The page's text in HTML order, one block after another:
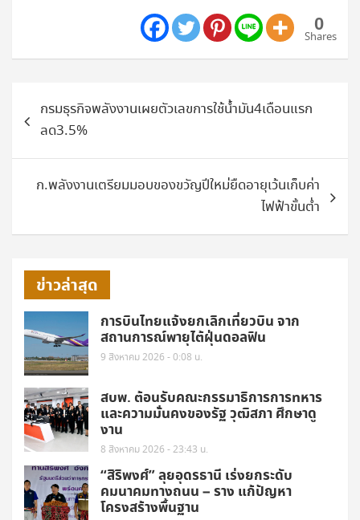
0
Shares
เรื่องกรมธุรกิจพลังงานเผยตัวเลขการใช้น้ำมัน4เดือนแรก
ลด3.5%
ก.พลังงานเตรียมมอบของขวัญปีใหม่ยืดอายุเว้นเก็บค่า
ไฟฟ้าขั้นต่ำ
ข่าวล่าสุด
การบินไทยแจ้งยกเลิกเที่ยวบิน จาก
สถานการณ์พายุไต้ฝุ่นดอลฟิน
9 สิงหาคม 2026 - 0:08 น.
สบพ. ต้อนรับคณะกรรมาธิการการทหาร
และความมั่นคงของรัฐ วุฒิสภา ศึกษาดู
งาน
8 สิงหาคม 2026 - 23:43 น.
“สิริพงศ์” ลุยอุดรธานี เร่งยกระดับ
คมนาคมทางถนน – ราง แก้ปัญหา
โครงสร้างพื้นฐาน